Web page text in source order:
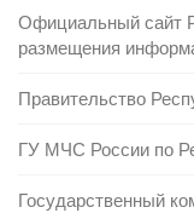
Официальный сайт
размещения
Правительство
ГУ МЧС России по
Государственный